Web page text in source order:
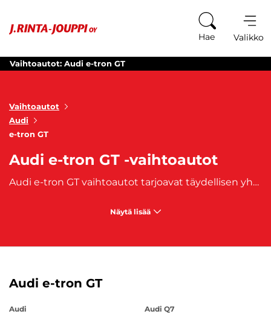
Hae Valikko
Vaihtoautot: Audi e-tron GT
Vaihtoautot
Audi
e-tron GT
Audi e-tron GT -vaihtoautot
Audi e-tron GT vaihtoautot tarjoavat täydellisen yhdistelmän sähköautoilun edistyksellistä teknologiaa ja Audille ominaista suorituskykyä. Tämä täyssähköinen sporttisaluna on suunniteltu kuljettajille, jotka arvostavat sekä ympäristöystävällistä ajamista että dynaamista ajokokemusta. Audi e-tron GT vaihtoautot ovat varustettu tehokkaalla sähkömoottorilla, joka tarjoaa välittömän kiihtyvyyden ja saumattoman voimansiirron, mikä tekee ajamisesta sekä sujuvaa että jännittävää. Audi e-tron GT vaihtoautot erottuvat modernilla ja urheilullisella muotoilullaan. Niiden matala ja aerodynaaminen profiili antaa auton ulkonäölle aggressiivisen ilmeen, joka kielii huipputehokkuudesta. Laadukkaat materiaalit, terävät linjat ja LED-valot luovat näyttävän kokonaisuuden. Sisätiloissa matkustajia odottavat ylelliset istuimet, huipputason infotainment-järjestelmä ja ympäristöystävälliset materiaalit, jotka luovat harmonisen ja teknologisesti edistyneen ajokokemuksen.
Näytä lisää
Audi e-tron GT
Audi
Audi Q7